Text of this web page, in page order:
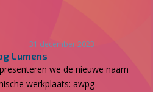
31 december 2023
Lumens
we de nieuwe naam
werkplaats: awpg